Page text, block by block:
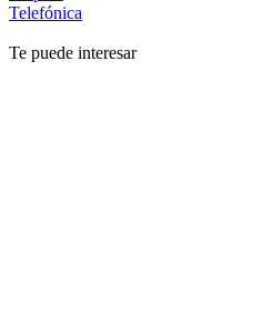
Telefónica
Te puede interesar